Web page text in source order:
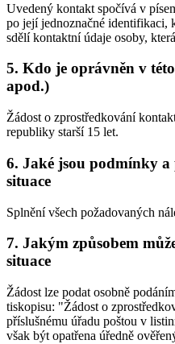
Uvedený kontakt spočívá v
po její jednoznačné identifikaci,
sdělí kontaktní údaje osoby,
5. Kdo je oprávněn v
apod.)
Žádost o zprostředkování
republiky starší 15 let.
6. Jaké jsou podmínky
situace
Splnění všech požadovaných
7. Jakým způsobem
situace
Žádost lze podat osobně
tiskopisu: "Žádost o
příslušnému úřadu poštou v
však být opatřena úředně